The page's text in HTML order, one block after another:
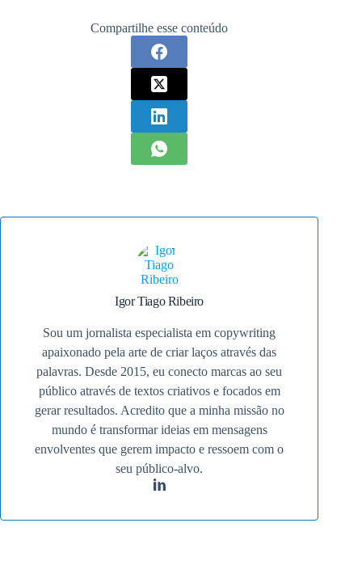
Compartilhe esse conteúdo
Igor Tiago Ribeiro
Sou um jornalista especialista em copywriting
apaixonado pela arte de criar laços através das
palavras. Desde 2015, eu conecto marcas ao seu
público através de textos criativos e focados em
gerar resultados. Acredito que a minha missão no
mundo é transformar ideias em mensagens
envolventes que gerem impacto e ressoem com o
seu público-alvo.